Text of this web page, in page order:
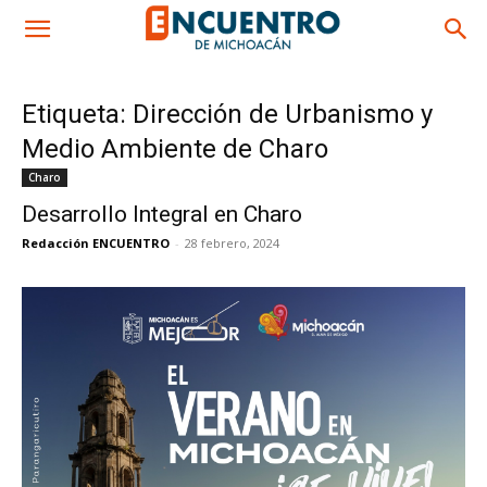
Etiqueta: Dirección de Urbanismo y
Medio Ambiente de Charo
Charo
Desarrollo Integral en Charo
Redacción ENCUENTRO - 28 febrero, 2024